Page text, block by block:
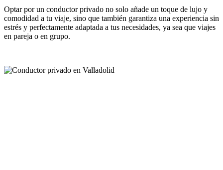
Optar por un conductor privado no solo añade un toque de lujo y
comodidad a tu viaje, sino que también garantiza una experiencia sin
estrés y perfectamente adaptada a tus necesidades, ya sea que viajes
en pareja o en grupo.